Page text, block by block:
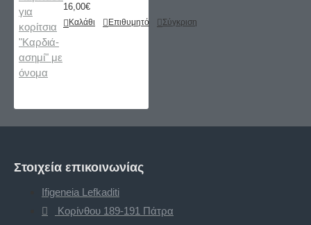
16,00€
Καλάθι Επιθυμητό Σύγκριση
Στοιχεία επικοινωνίας
Ifigeneia Lefkaditi
Κορίνθου 189-191 Πάτρα